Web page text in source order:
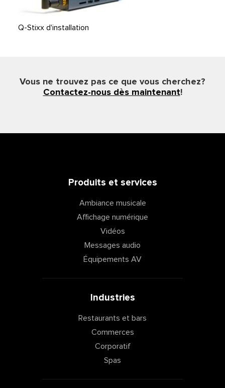
Q-Stixx d'installation
Vous ne trouvez pas ce que vous cherchez?
Contactez-nous dès maintenant!
Produits et services
Ambiance musicale
Affichage numérique
Vidéos
Messages audio
Équipements AV
Industries
Restaurants et bars
Commerces
Corporatif
Spas